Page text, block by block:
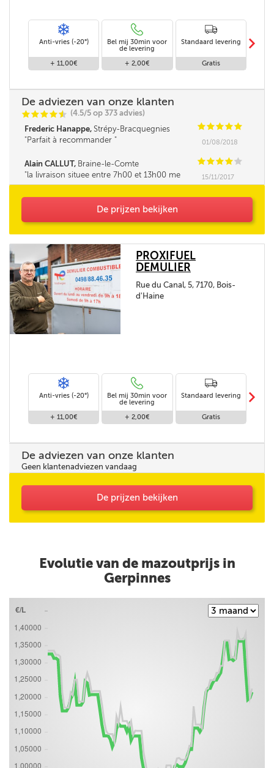
Anti-vries (-20°)
+ 11,00€
Bel mij 30min voor
de levering
+ 2,00€
Standaard levering
Gratis
m
De adviezen van onze klanten
CCCCi
@ (4.5/5 op 373 advies)
Frederic Hanappe, Strépy-Bracquegnies CCCCC
Parfait à recommander
01/08/2018
Alain CALLUT, Braine-le-Comte CCCC C
la livraison situee entre 7h00 et 13h00 me
parait tres longue. la fourchette ne pourrait elle
15/11/2017
De prijzen bekijken
PROXIFUEL
DEMULIER
Rue du Canal, 5, 7170, Bois-
d'Haine
Anti-vries (-20°)
+ 11,00€
Bel mij 30min voor
de levering
+ 2,00€
Standaard levering
Gratis
m
De adviezen van onze klanten
Geen klantenadviezen vandaag
De prijzen bekijken
Evolutie van de mazoutprijs in
Gerpinnes